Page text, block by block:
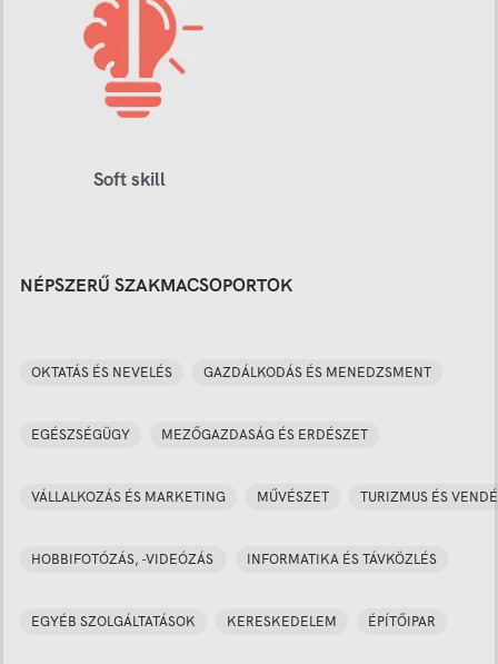
Soft skill
NÉPSZERŰ SZAKMACSOPORTOK
OKTATÁS ÉS NEVELÉS GAZDÁLKODÁS ÉS MENEDZSMENT
EGÉSZSÉGÜGY MEZŐGAZDASÁG ÉS ERDÉSZET
VÁLLALKOZÁS ÉS MARKETING MŰVÉSZET TURIZMUS ÉS
HOBBIFOTÓZÁS, -VIDEÓZÁS INFORMATIKA ÉS TÁVKÖZLÉS
EGYÉB SZOLGÁLTATÁSOK KERESKEDELEM ÉPÍTŐIPAR